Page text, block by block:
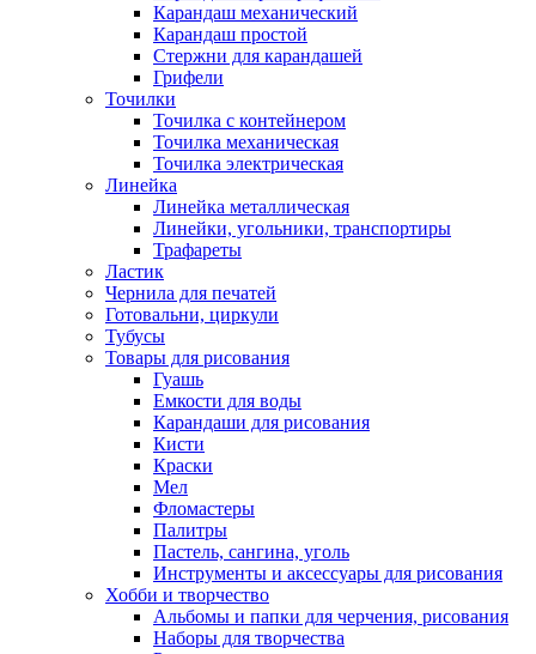
Карандаш механический
Карандаш простой
Стержни для карандашей
Грифели
Точилки
Точилка с контейнером
Точилка механическая
Точилка электрическая
Линейка
Линейка металлическая
Линейки, угольники, транспортиры
Трафареты
Ластик
Чернила для печатей
Готовальни, циркули
Тубусы
Товары для рисования
Гуашь
Емкости для воды
Карандаши для рисования
Кисти
Краски
Мел
Фломастеры
Палитры
Пастель, сангина, уголь
Инструменты и аксессуары для рисования
Хобби и творчество
Альбомы и папки для черчения, рисования
Наборы для творчества